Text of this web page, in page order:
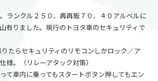
ランクル２５０、再再販７０、４０アルベルに
有りました。現行のトヨタ車のセキュリティで
たらセキュリティのリモコンしかロック／ア
様。（リレーアタック対策）
て車内に乗ってもスタートボタン押してもエン